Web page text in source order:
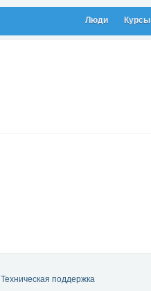
Люди Курсы
Техническая поддержка